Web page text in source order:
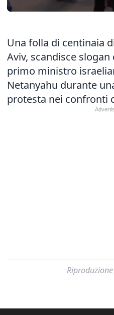
Una folla di centinaia
Aviv, scandisce
primo ministro
Netanyahu durante
protesta nei confronti